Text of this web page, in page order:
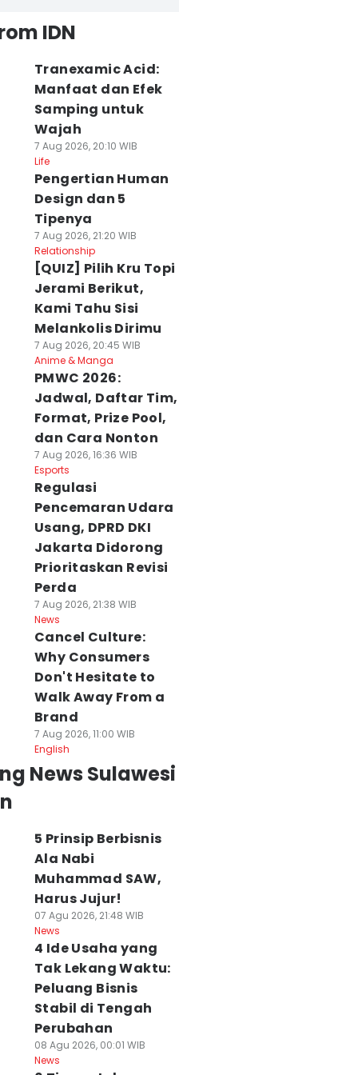
IDN
Tranexamic Acid:
Manfaat dan Efek
Samping untuk
Wajah
7 Aug 2026, 20:10 WIB
Life
Pengertian Human
Design dan 5
Tipenya
7 Aug 2026, 21:20 WIB
Relationship
[QUIZ] Pilih Kru Topi
Jerami Berikut,
Kami Tahu Sisi
Melankolis Dirimu
7 Aug 2026, 20:45 WIB
Anime & Manga
PMWC 2026:
Jadwal, Daftar Tim,
Format, Prize Pool,
dan Cara Nonton
7 Aug 2026, 16:36 WIB
Esports
Regulasi
Pencemaran Udara
Usang, DPRD DKI
Jakarta Didorong
Prioritaskan Revisi
Perda
7 Aug 2026, 21:38 WIB
News
Cancel Culture:
Why Consumers
Don't Hesitate to
Walk Away From a
Brand
7 Aug 2026, 11:00 WIB
English
News Sulawesi
5 Prinsip Berbisnis
Ala Nabi
Muhammad SAW,
Harus Jujur!
07 Agu 2026, 21:48 WIB
News
4 Ide Usaha yang
Tak Lekang Waktu:
Peluang Bisnis
Stabil di Tengah
Perubahan
08 Agu 2026, 00:01 WIB
News